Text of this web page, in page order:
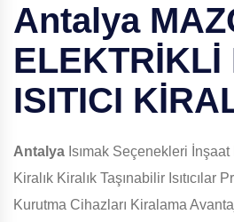
Antalya
ELEKTRİKLİ
ISITICI
Antalya Isımak Seçenekleri
Kiralık Kiralık Taşınabilir Isıtıcılar
Kurutma Cihazları Kiralama